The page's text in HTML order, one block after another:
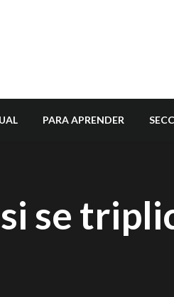
PARA APRENDER
se